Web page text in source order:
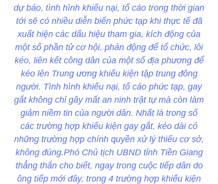
dự báo, tình hình khiếu nại, tố cáo trong thời gian
tới sẽ có nhiều diễn biến phức tạp khi thực tế đã
xuất hiện các dấu hiệu tham gia, kích động của
một số phần tử cơ hội, phản động để tổ chức, lôi
kéo, liên kết công dân của một số địa phương để
kéo lên Trung ương khiếu kiện tập trung đông
người. Tình hình khiếu nại, tố cáo phức tạp, gay
gắt không chỉ gây mất an ninh trật tự mà còn làm
giảm niềm tin của người dân. Nhất là trong số
các trường hợp khiếu kiện gay gắt, kéo dài có
những trường hợp chính quyền xử lý thiếu cơ sở,
không đúng.Phó Chủ tịch UBND tỉnh Tiền Giang
thẳng thắn cho biết, ngay trong cuộc tiếp dân do
ông tiếp mới đây, trong 4 trường hợp khiếu kiện